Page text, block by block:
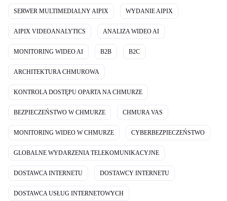
SERWER MULTIMEDIALNY AIPIX WYDANIE AIPIX
AIPIX VIDEOANALYTICS ANALIZA WIDEO AI
MONITORING WIDEO AI B2B B2C
ARCHITEKTURA CHMUROWA
KONTROLA DOSTĘPU OPARTA NA CHMURZE
BEZPIECZEŃSTWO W CHMURZE CHMURA VAS
MONITORING WIDEO W CHMURZE CYBERBEZPIECZEŃSTWO
GLOBALNE WYDARZENIA TELEKOMUNIKACYJNE
DOSTAWCA INTERNETU DOSTAWCY INTERNETU
DOSTAWCA USŁUG INTERNETOWYCH